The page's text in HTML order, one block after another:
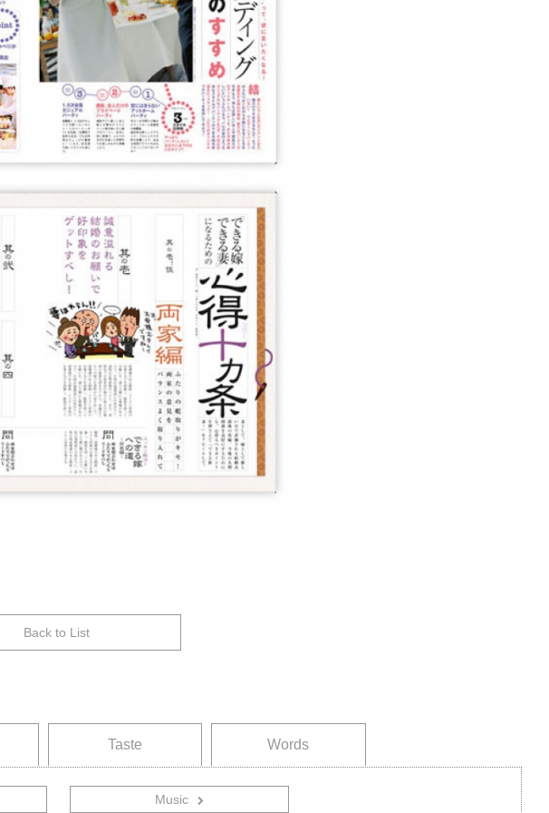
Back to List
Taste Words
Music